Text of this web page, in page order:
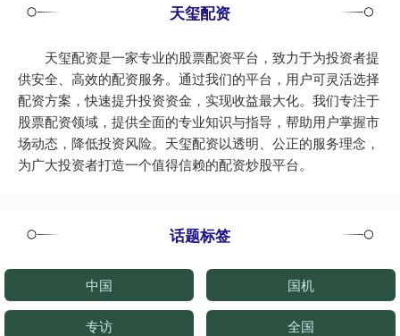
天玺配资
天玺配资是一家专业的股票配资平台，致力于为投资者提
供安全、高效的配资服务。通过我们的平台，用户可灵活选择
配资方案，快速提升投资资金，实现收益最大化。我们专注于
股票配资领域，提供全面的专业知识与指导，帮助用户掌握市
场动态，降低投资风险。天玺配资以透明、公正的服务理念，
为广大投资者打造一个值得信赖的配资炒股平台。
话题标签
中国 国机
专访 全国